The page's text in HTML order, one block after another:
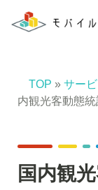
TOP » サー
内観光客動態統
国内観